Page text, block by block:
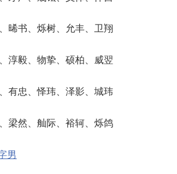
晞书、烁树、允丰、卫翔
淳毅、物挚、硕柏、威翌
有忠、怿玮、泽影、城玮
梁然、舢际、裕轲、烁鸽
男